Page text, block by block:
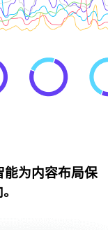
为内容布局保